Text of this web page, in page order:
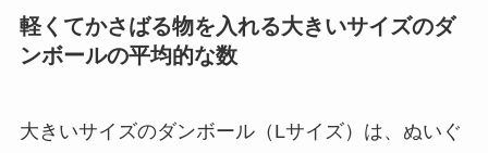
軽くてかさばる物を入れる大きいサイズのダ
ンボールの平均的な数
大きいサイズのダンボール（Lサイズ）は、ぬいぐ